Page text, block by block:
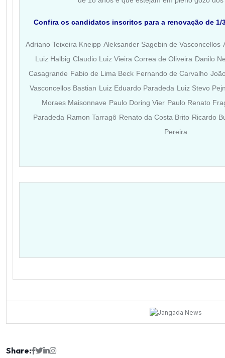
Confira os candidatos inscritos para a renovação de
Adriano Teixeira Kneipp Aleksander Sagebin de Vasconcellos
Luiz Halbig Claudio Luiz Vieira Correa de Oliveira Danilo
Casagrande Fabio de Lima Beck Fernando de Carvalho
Vasconcellos Bastian Luiz Eduardo Paradeda Luiz Stevo
Moraes Maisonnave Paulo Doring Vier Paulo Renato
Paradeda Ramon Tarragô Renato da Costa Brito Ricardo
Pereira
Share: